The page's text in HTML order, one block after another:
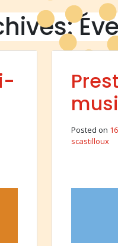
Posted on
scastilloux